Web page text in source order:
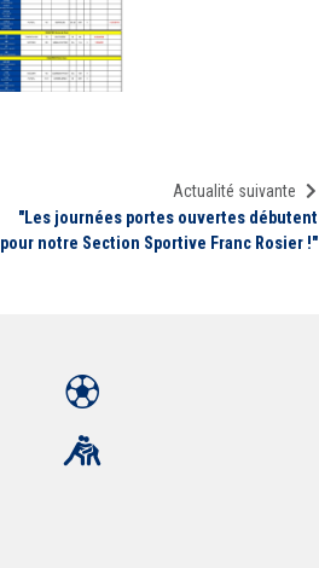
Actualité suivante
"Les journées portes ouvertes débutent
pour notre Section Sportive Franc Rosier !"